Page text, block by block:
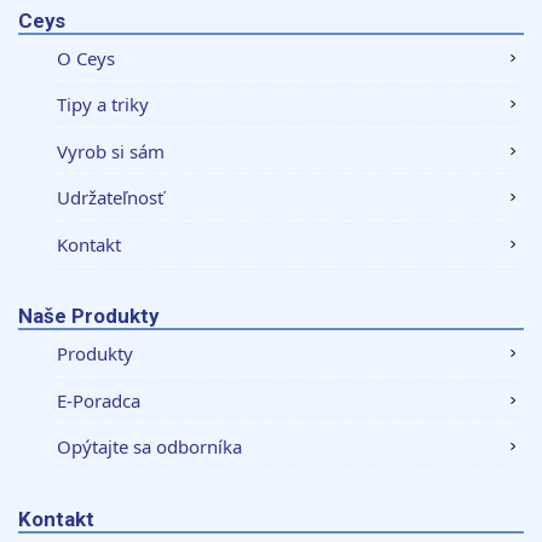
Ceys
O Ceys
Tipy a triky
Vyrob si sám
Udržateľnosť
Kontakt
Naše Produkty
Produkty
E-Poradca
Opýtajte sa odborníka
Kontakt